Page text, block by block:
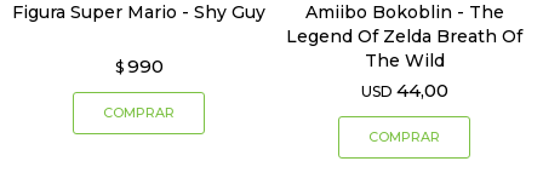
Figura Super Mario - Shy Guy
$ 990
Amiibo Bokoblin - The
Legend Of Zelda Breath Of
The Wild
USD 44,00